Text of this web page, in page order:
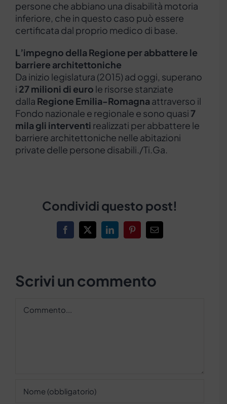
persone che abbiano una disabilità motoria
inferiore, che in questo caso può essere
certificata dal proprio medico di base.
L’impegno della Regione per abbattere le
barriere architettoniche
Da inizio legislatura (2015) ad oggi, superano
i 27 milioni di euro le risorse stanziate
dalla Regione Emilia-Romagna attraverso il
Fondo nazionale e regionale e sono quasi7
mila gli interventi realizzati per abbattere le
barriere architettoniche nelle abitazioni
private delle persone disabili./Ti.Ga.
Condividi questo post!
Facebook
X LinkedInPinterestEmail
Scrivi un commento